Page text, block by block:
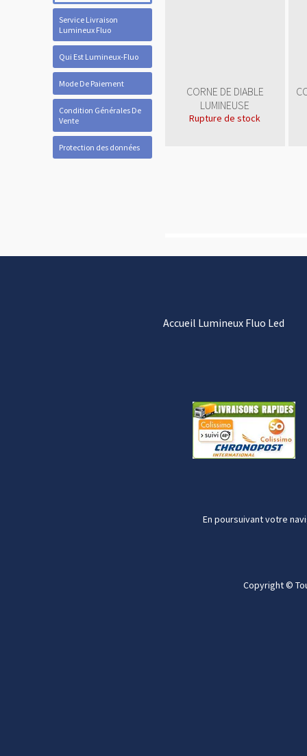
Service Livraison
Lumineux Fluo
Qui Est Lumineux-Fluo
Mode De Paiement
Condition Générales De
Vente
Protection des données
Accueil Lumineux Fluo Led
En poursuivant votre
Copyright ©
CORNE DE DIABLE
LUMINEUSE
Rupture de stock